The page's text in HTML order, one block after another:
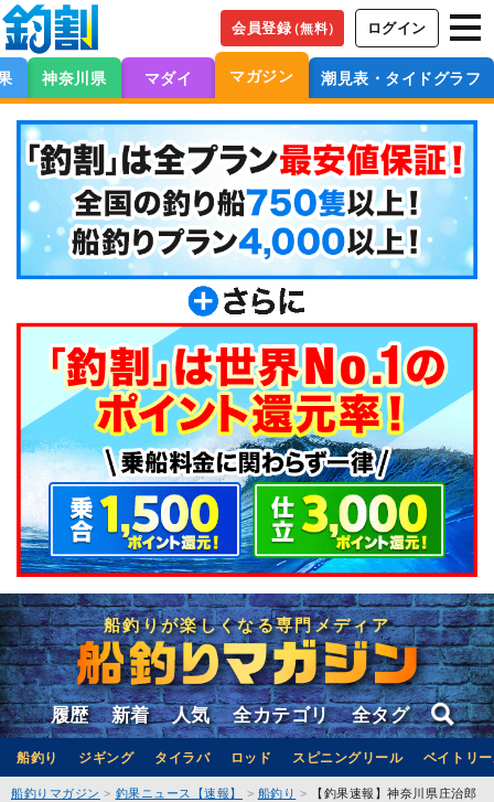
会員登録（無料） ログイン
神奈川県 マダイ マガジン 潮見表・タイドグラフ
船釣りが楽しくなる専門メディア
履歴 新着 人気 全カテゴリ 全タグ
船釣り ジギング タイラバ ロッド スピニングリール ベイトリ
船釣りマガジン 釣果ニュース【速報】 船釣り
【釣果速報】神奈川県庄治郎